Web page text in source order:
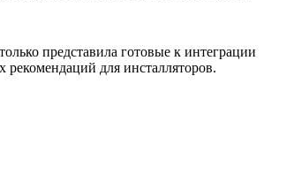
представила готовые к интеграции
для инсталляторов.